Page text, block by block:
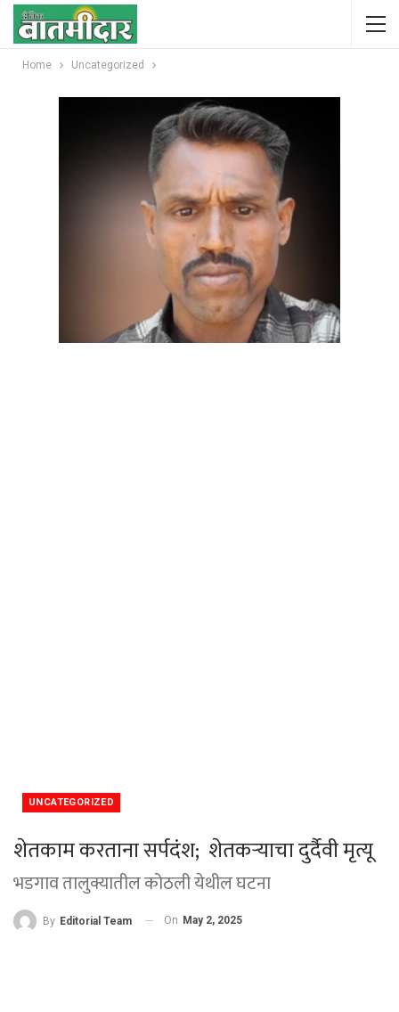
Home Uncategorized
UNCATEGORIZED
शेतकाम करताना सर्पदंश; शेतकऱ्याचा दुर्दैवी मृत्यू
भडगाव तालुक्यातील कोठली येथील घटना
By Editorial Team On May 2, 2025